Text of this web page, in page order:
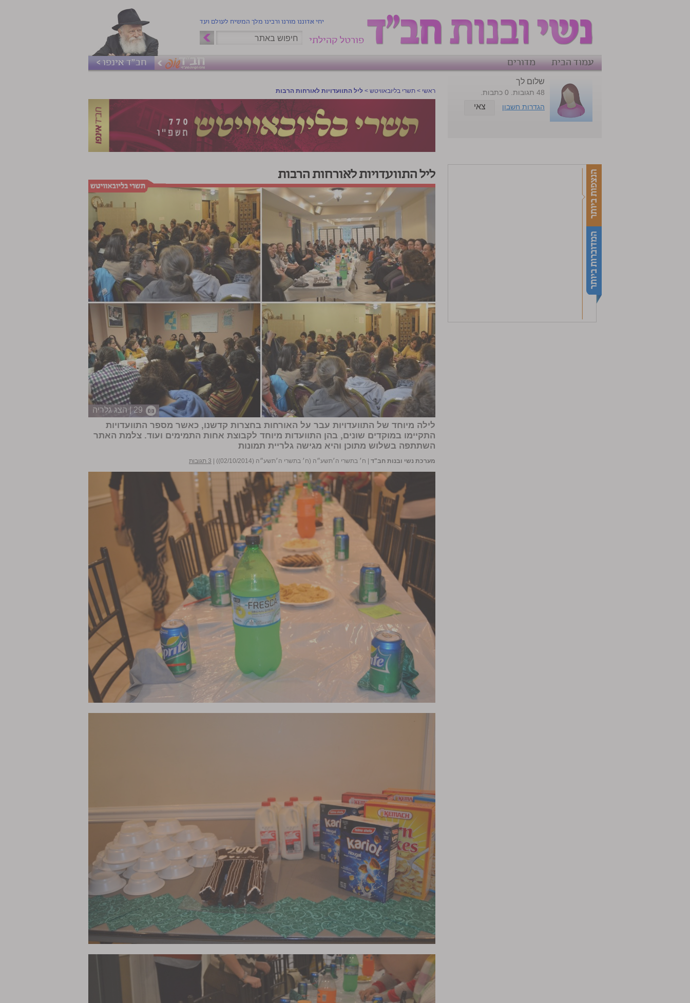
יחי אדוננו מורנו ורבינו מלך המשיח לעולם ועד
פורטל קהילתי
עמוד הבית
מדורים חב"ד אינפו >
ראשי > תשרי בליובאוויטש > ליל התוועדויות לאורחות הרבות
ליל התוועדויות לאורחות הרבות
29 | הצג גלריה
לילה מיוחד של התוועדויות עבר על האורחות בחצרות קדשנו, כאשר מספר התוועדויות
התקיימו במוקדים שונים, בהן התוועדות מיוחד לקבוצת אחות התמימים ועוד. צלמת האתר
השתתפה בשלוש מתוכן והיא מגישה גלריית תמונות
מערכת נשי ובנות חב"ד | ח׳ בתשרי ה׳תשע״ה (ח׳ בתשרי ה׳תשע״ה (02/10/2014)) | 3 תגובות
שלום לך
48 תגובות. 0 כתבות.
הגדרות חשבון
צאי